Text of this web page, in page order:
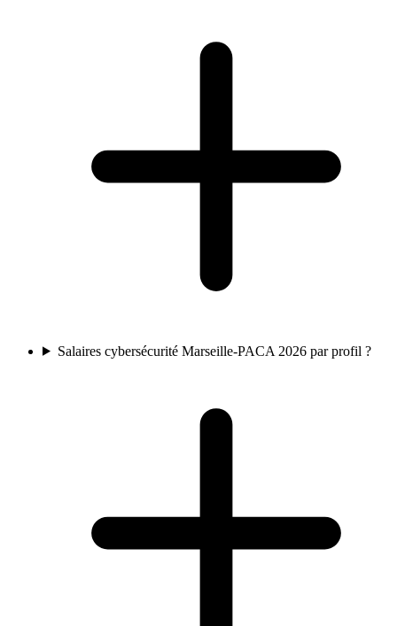
Salaires cybersécurité Marseille-PACA 2026 par profil ?